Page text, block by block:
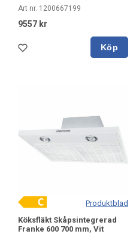
Art nr. 1200667199
9557 kr
Köp
Produktblad
Köksfläkt Skåpsintegrerad
Franke 600 700 mm, Vit